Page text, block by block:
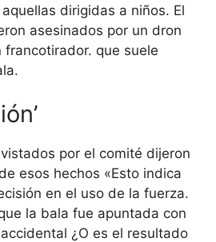
dirigidas a niños. El
asesinados por un dron
francotirador. que suele
por el comité dijeron
esos hechos «Esto indica
en el uso de la fuerza.
la bala fue apuntada con
¿O es el resultado